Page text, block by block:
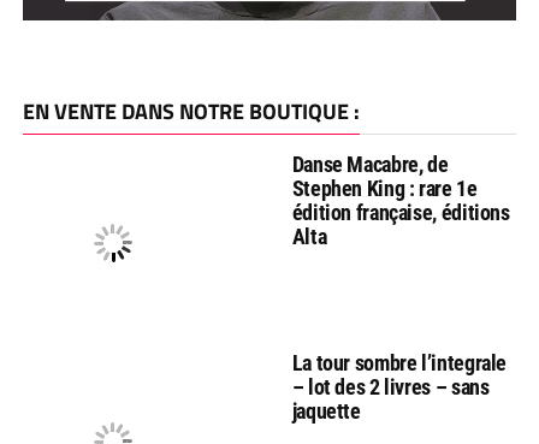
EN VENTE DANS NOTRE BOUTIQUE :
Danse Macabre, de
Stephen King : rare 1e
édition française, éditions
Alta
La tour sombre l’integrale
– lot des 2 livres – sans
jaquette